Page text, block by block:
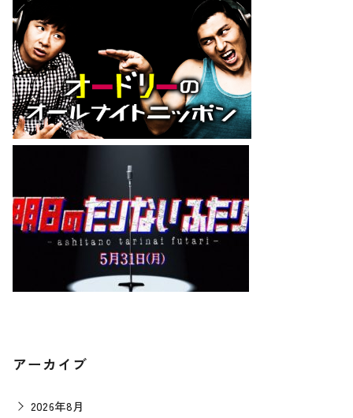
アーカイブ
2026年8月